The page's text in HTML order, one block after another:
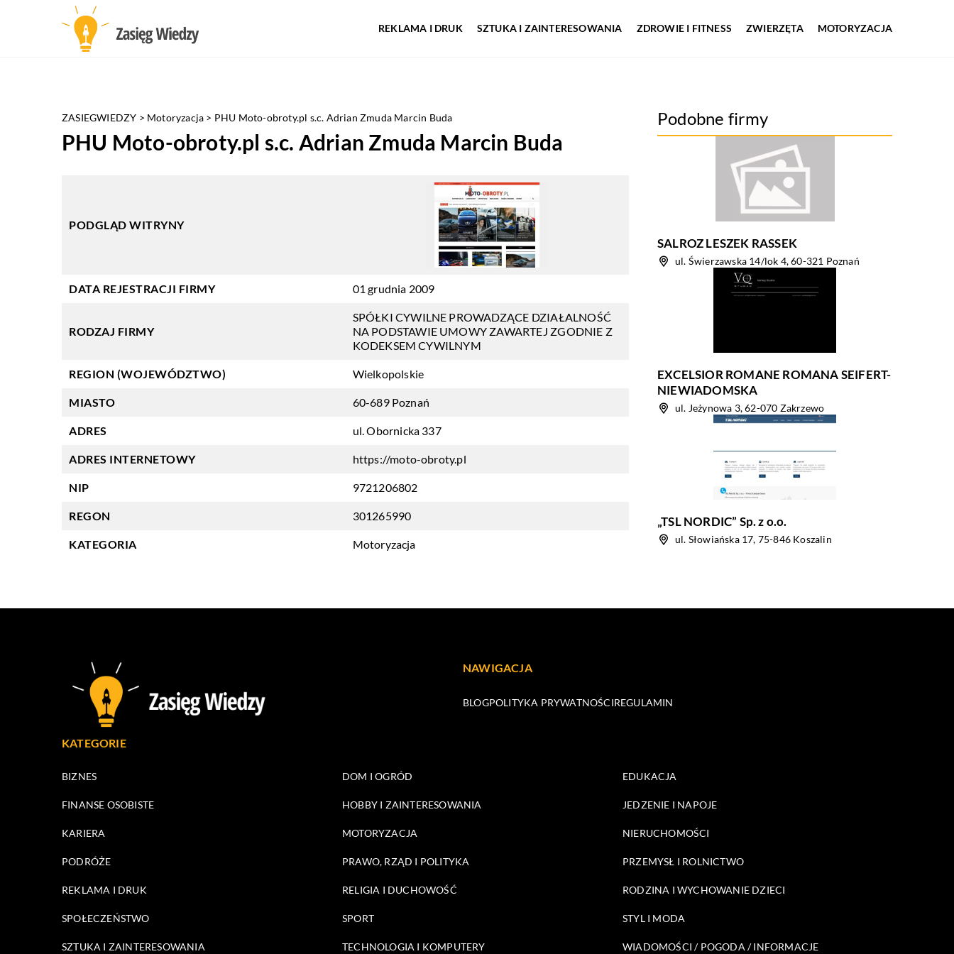
REKLAMA I DRUK SZTUKA I ZAINTERESOWANIA ZDROWIE I FITNESS ZWIERZĘTA MOTORYZACJA
ZASIEGWIEDZY > Motoryzacja > PHU Moto-obroty.pl s.c. Adrian Zmuda Marcin Buda
PHU Moto-obroty.pl s.c. Adrian Zmuda Marcin Buda
PODGLĄD WITRYNY
DATA REJESTRACJI FIRMY 01 grudnia 2009
RODZAJ FIRMY
SPÓŁKI CYWILNE PROWADZĄCE DZIAŁALNOŚĆ
NA PODSTAWIE UMOWY ZAWARTEJ ZGODNIE Z
KODEKSEM CYWILNYM
REGION (WOJEWÓDZTWO) Wielkopolskie
MIASTO 60-689 Poznań
ADRES ul. Obornicka 337
ADRES INTERNETOWY https://moto-obroty.pl
NIP 9721206802
REGON 301265990
KATEGORIA Motoryzacja
Podobne firmy
SALROZ LESZEK RASSEK
ul. Świerzawska 14/lok 4, 60-321 Poznań
EXCELSIOR ROMANE ROMANA SEIFERT-
NIEWIADOMSKA
ul. Jeżynowa 3, 62-070 Zakrzewo
„TSL NORDIC” Sp. z o.o.
ul. Słowiańska 17, 75-846 Koszalin
NAWIGACJA
BLOGPOLITYKA PRYWATNOŚCIREGULAMIN
KATEGORIE
BIZNES DOM I OGRÓD EDUKACJA
FINANSE OSOBISTE HOBBY I ZAINTERESOWANIA JEDZENIE I NAPOJE
KARIERA MOTORYZACJA NIERUCHOMOŚCI
PODRÓŻE PRAWO, RZĄD I POLITYKA PRZEMYSŁ I ROLNICTWO
REKLAMA I DRUK RELIGIA I DUCHOWOŚĆ RODZINA I WYCHOWANIE DZIECI
SPOŁECZEŃSTWO SPORT STYL I MODA
SZTUKA I ZAINTERESOWANIA TECHNOLOGIA I KOMPUTERY WIADOMOŚCI / POGODA / INFORMACJE